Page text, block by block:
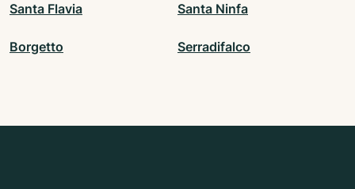
Santa Flavia Santa Ninfa
Borgetto Serradifalco